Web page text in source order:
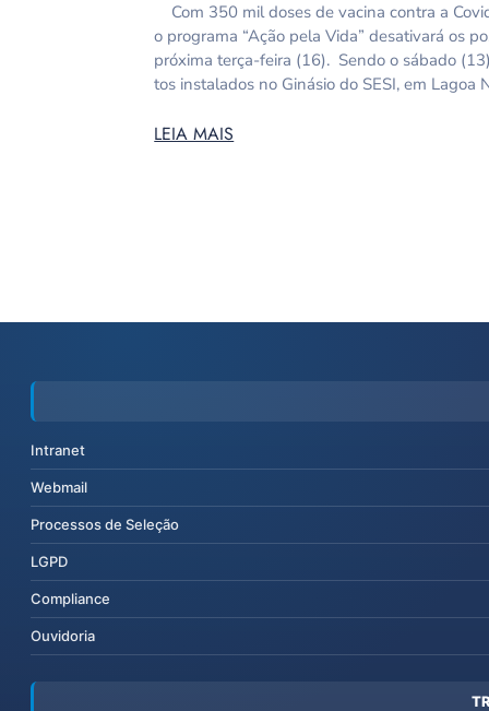
Com 350 mil doses de vacina contra a
o programa “Ação pela Vida” desativará os
próxima terça-feira (16). Sendo o sábado
tos instalados no Ginásio do SESI, em Lagoa
LEIA MAIS
Intranet
Webmail
Processos de Seleção
LGPD
Compliance
Ouvidoria